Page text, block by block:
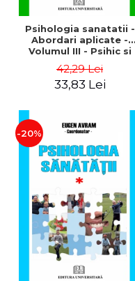
Psihologia sanatatii -
Abordari aplicate -
Volumul III - Psihic si
42,29 Lei
33,83 Lei
-20%